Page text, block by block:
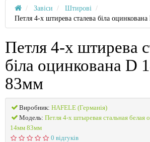
Завіси
Штирові
Петля 4-х штирева сталева біла
Петля 4-х штирева
біла оцинкована D
83мм
Виробник: HAFELE (Германія)
Модель: Петля 4-х штыревая стальная белая
14мм 83мм
0 відгуків